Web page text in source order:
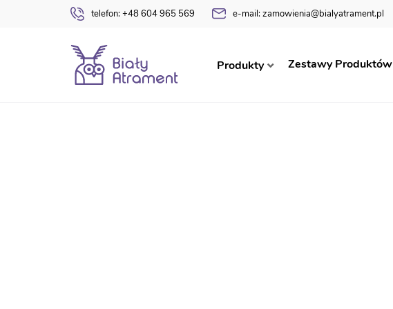
telefon: +48 604 965 569 e-mail: zamowienia@bialyatrament.pl
Produkty Zestawy Produktów
Strona główna